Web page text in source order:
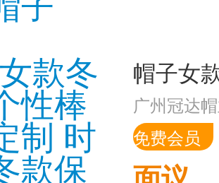
广州冠达
免费会员